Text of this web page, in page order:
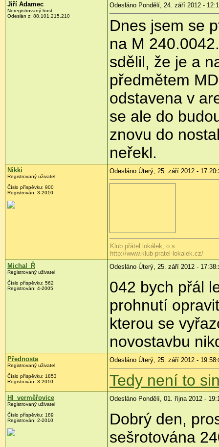
Jiří Adamec
Neregistrovaný host
Odeslán z: 88.101.215.210
Odesláno Pondělí, 24. září 2012 -
Dnes jsem se
na M
sdělil, že je a
předmětem
odstavena v
se ale do
znovu do
neřekl.
Nikki
Registrovaný uživatel
Číslo příspěvku: 900
Registrován: 3-2010
Odesláno Úterý, 25. září 2012 - 17:20
Klub přátel lokálek, o.s.
http://www.klub-pratel-lokalek.cz/
Michal_Ř
Registrovaný uživatel
Číslo příspěvku: 562
Registrován: 4-2005
Odesláno Úterý, 25. září 2012 - 17:38
042 bych přál
prohnutí
kterou se
novostavbu
Přednosta
Registrovaný uživatel
Číslo příspěvku: 1853
Registrován: 3-2010
Odesláno Úterý, 25. září 2012 - 19:58
Tedy není to
Hl_verměřovice
Registrovaný uživatel
Číslo příspěvku: 189
Registrován: 2-2010
Odesláno Pondělí, 01. října 2012 -
Dobrý den,
sešrotována